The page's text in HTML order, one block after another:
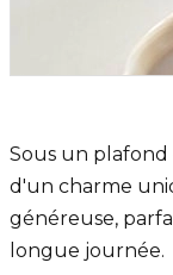
Sous un
d'un charme
généreuse,
longue journée.